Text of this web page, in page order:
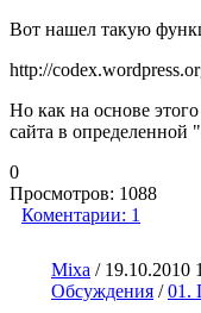
Вот нашел такую
http://
Но как на основе
сайта в определенной
0
Просмотров: 1088
Коментарии: 1
Mixa / 19.10.2010
Обсуждения /01.